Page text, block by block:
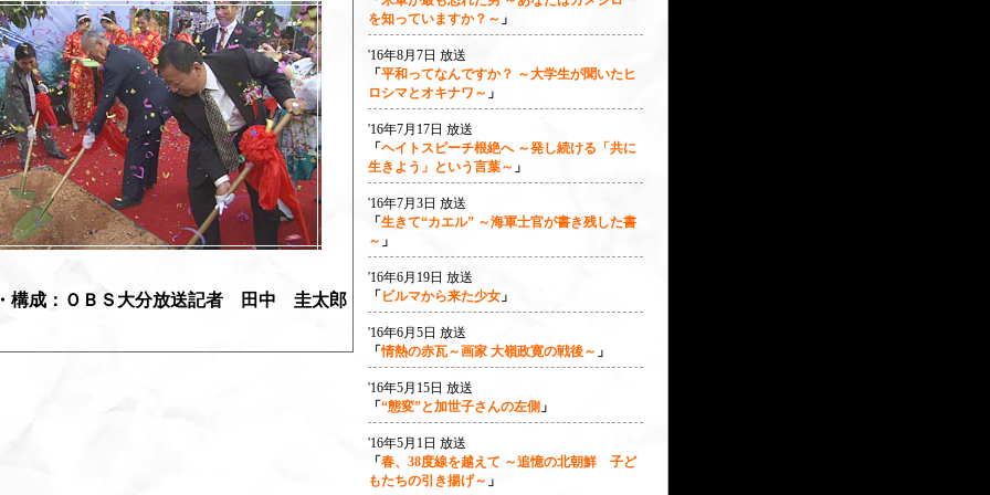
構成：ＯＢＳ大分放送記者 田中 圭太郎
を知っていますか？～ 」
'16年8月7日 放送
「 平和ってなんですか？ ～大学生が聞いたヒ
ロシマとオキナワ～ 」
'16年7月17日 放送
「 ヘイトスピーチ根絶へ ～発し続ける「共に
生きよう」という言葉～ 」
'16年7月3日 放送
「 生きて“カエル” ～海軍士官が書き残した書
～ 」
'16年6月19日 放送
「 ビルマから来た少女 」
'16年6月5日 放送
「情熱の赤瓦～画家 大嶺政寛の戦後～ 」
'16年5月15日 放送
「 “態変”と加世子さんの左側 」
'16年5月1日 放送
「 春、38度線を越えて ～追憶の北朝鮮 子ど
もたちの引き揚げ～ 」